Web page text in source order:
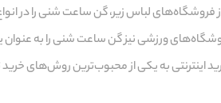
فروشگاه‌های لباس زیر، گن ساعت شنی را در
ورزشی نیز گن ساعت شنی را به